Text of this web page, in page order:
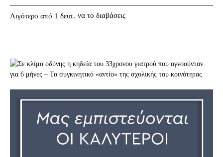
Λιγότερο από 1 δευτ. να το διαβάσεις